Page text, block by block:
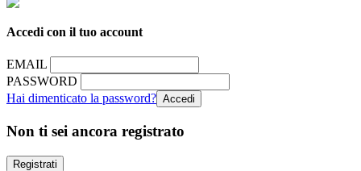
Accedi con il tuo account
EMAIL
PASSWORD
Hai dimenticato la password?
Non ti sei ancora registrato
Registrati